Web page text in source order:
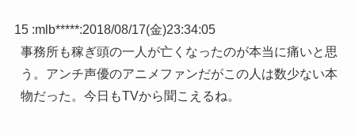
15 :mlb*****:2018/08/17(金)23:34:05
事務所も稼ぎ頭の一人が亡くなったのが本当に痛いと思
う。アンチ声優のアニメファンだがこの人は数少ない本
物だった。今日もTVから聞こえるね。